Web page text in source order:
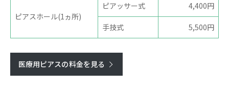
ピアスホール(1ヵ所)
ピアッサー式 4,400円
手技式 5,500円
医療用ピアスの料金を見る